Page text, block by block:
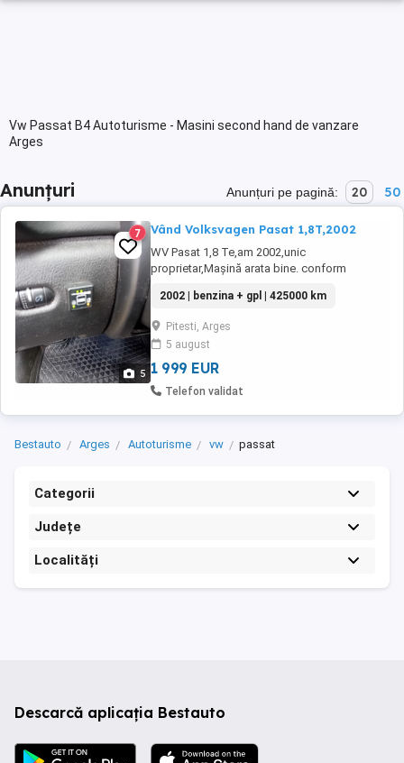
Vw Passat B4 Autoturisme - Masini second hand de vanzare
Arges
Anunțuri Anunțuri pe pagină: 20 50
5
7 Vând Volksvagen Pasat 1,8T,2002
WV Pasat 1,8 Te,am 2002,unic
proprietar,Mașină arata bine. conform
valabil,dotare cu gaz și benzina,consum gaz
7 100,an 2002
2002 | benzina + gpl | 425000 km
Pitesti, Arges
5 august
1 999 EUR
Telefon validat
Bestauto Arges Autoturisme vw passat
Categorii
Județe
Localități
Descarcă aplicația Bestauto